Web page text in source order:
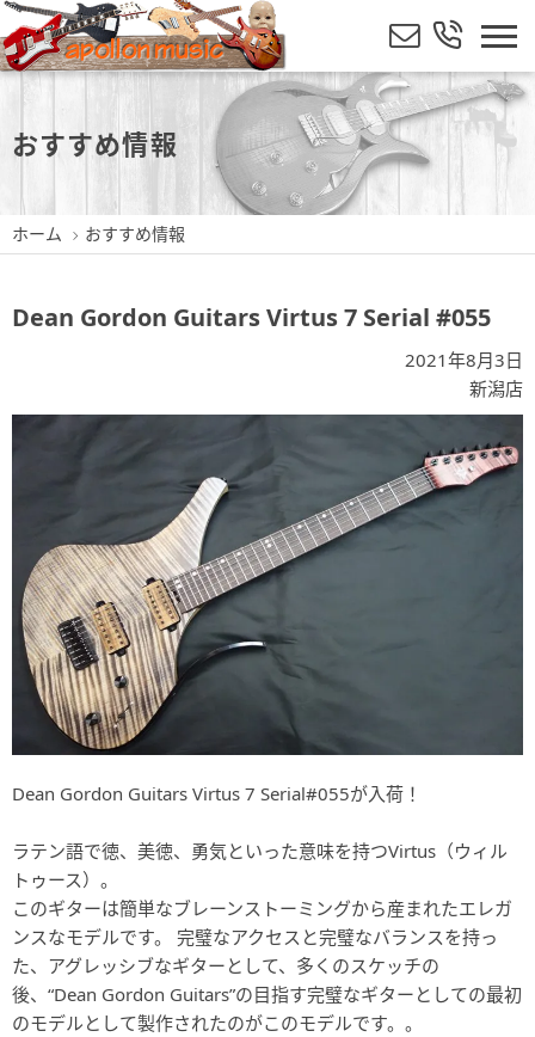
おすすめ情報
ホーム おすすめ情報
Dean Gordon Guitars Virtus 7 Serial #055
2021年8月3日
新潟店
Dean Gordon Guitars Virtus 7 Serial#055が入荷！
ラテン語で徳、美徳、勇気といった意味を持つVirtus（ウィル
トゥース）。
このギターは簡単なブレーンストーミングから産まれたエレガ
ンスなモデルです。 完璧なアクセスと完璧なバランスを持っ
た、アグレッシブなギターとして、多くのスケッチの
後、“Dean Gordon Guitars”の目指す完璧なギターとしての最初
のモデルとして製作されたのがこのモデルです。。